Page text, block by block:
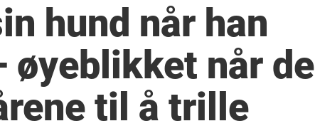
hund når han
øyeblikket når de
til å trille